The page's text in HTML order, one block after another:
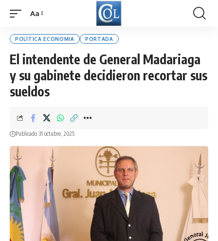
Font
Aa
POLÍTICA ECONOMIA PORTADA
El intendente de General Madariaga
y su gabinete decidieron recortar sus
sueldos
Publicado 31 octubre, 2025